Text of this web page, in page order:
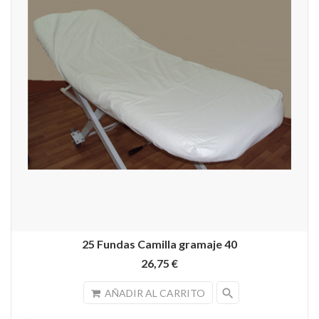
25 Fundas Camilla gramaje 40
26,75 €
AÑADIR AL CARRITO search